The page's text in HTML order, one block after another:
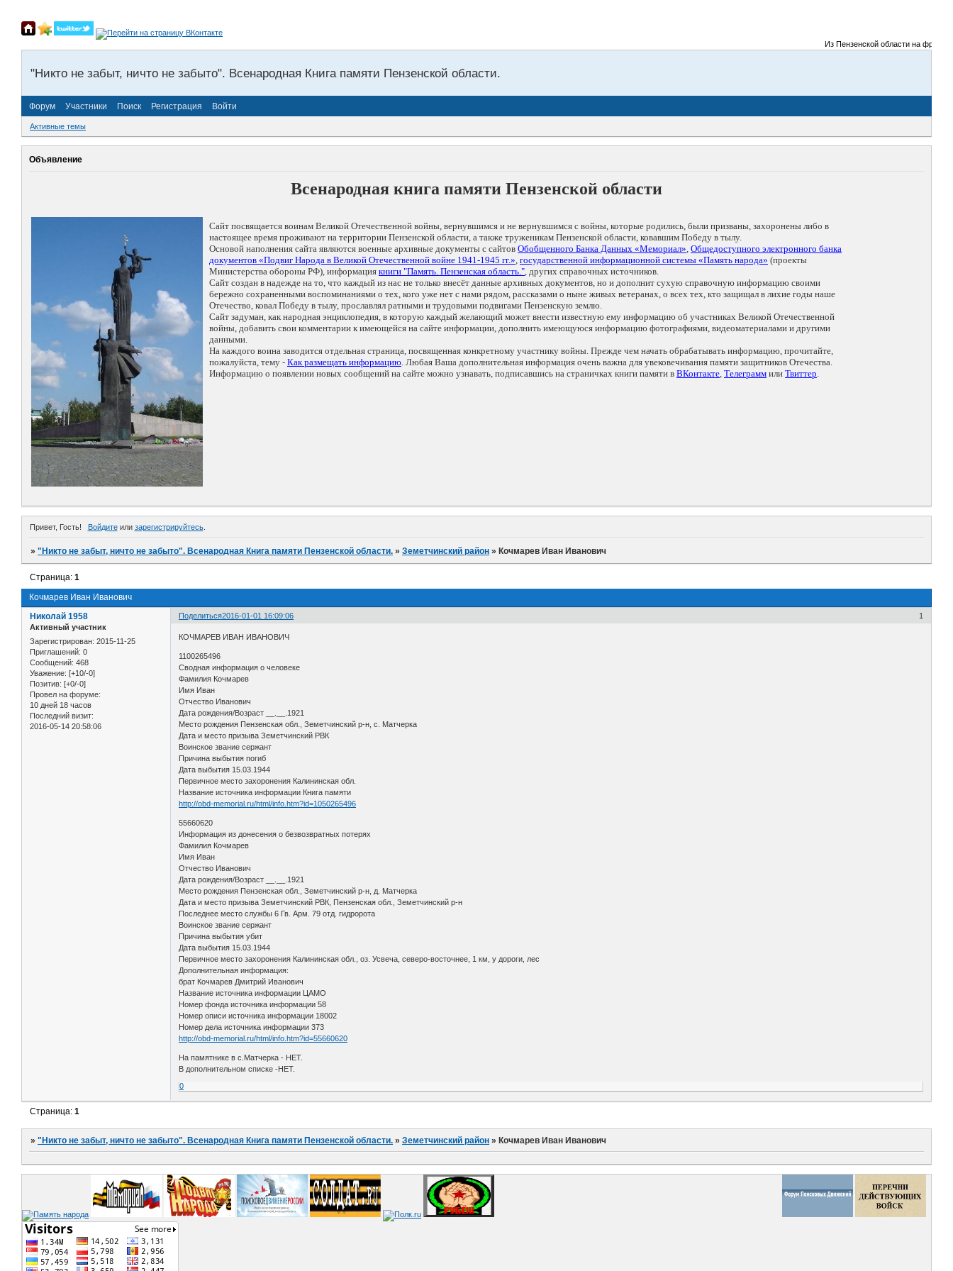
Из Пензенской области на фронты
"Никто не забыт, ничто не забыто". Всенародная Книга памяти Пензенской области.
Форум Участники Поиск Регистрация Войти
Активные темы
Объявление
Всенародная книга памяти Пензенской области
Сайт посвящается воинам Великой Отечественной войны, вернувшимся и не вернувшимся с войны, которые родились, были призваны, захоронены либо в
настоящее время проживают на территории Пензенской области, а также труженикам Пензенской области, ковавшим Победу в тылу.
Основой наполнения сайта являются военные архивные документы с сайтов Обобщенного Банка Данных «Мемориал», Общедоступного электронного банка
документов «Подвиг Народа в Великой Отечественной войне 1941-1945 гг.», государственной информационной системы «Память народа» (проекты
Министерства обороны РФ), информация книги "Память. Пензенская область.", других справочных источников.
Сайт создан в надежде на то, что каждый из нас не только внесёт данные архивных документов, но и дополнит сухую справочную информацию своими
бережно сохраненными воспоминаниями о тех, кого уже нет с нами рядом, рассказами о ныне живых ветеранах, о всех тех, кто защищал в лихие годы наше
Отечество, ковал Победу в тылу, прославлял ратными и трудовыми подвигами Пензенскую землю.
Сайт задуман, как народная энциклопедия, в которую каждый желающий может внести известную ему информацию об участниках Великой Отечественной
войны, добавить свои комментарии к имеющейся на сайте информации, дополнить имеющуюся информацию фотографиями, видеоматериалами и другими
данными.
На каждого воина заводится отдельная страница, посвященная конкретному участнику войны. Прежде чем начать обрабатывать информацию, прочитайте,
пожалуйста, тему - Как размещать информацию. Любая Ваша дополнительная информация очень важна для увековечивания памяти защитников Отечества.
Информацию о появлении новых сообщений на сайте можно узнавать, подписавшись на страничках книги памяти в ВКонтакте, Телеграмм или Твиттер.
Привет, Гость! Войдитеили зарегистрируйтесь.
»"Никто не забыт, ничто не забыто". Всенародная Книга памяти Пензенской области. »Земетчинский район » Кочмарев Иван Иванович
Кочмарев Иван Иванович
Страница:1
Поделиться 1
2016-01-01 16:09:06
Николай 1958
Активный участник
Зарегистрирован: 2015-11-25
Приглашений: 0
Сообщений: 468
Уважение: [+10/-0]
Позитив: [+0/-0]
Провел на форуме:
10 дней 18 часов
Последний визит:
2016-05-14 20:58:06
КОЧМАРЕВ ИВАН ИВАНОВИЧ
1100265496
Сводная информация о человеке
Фамилия Кочмарев
Имя Иван
Отчество Иванович
Дата рождения/Возраст __.__.1921
Место рождения Пензенская обл., Земетчинский р-н, с. Матчерка
Дата и место призыва Земетчинский РВК
Воинское звание сержант
Причина выбытия погиб
Дата выбытия 15.03.1944
Первичное место захоронения Калининская обл.
Название источника информации Книга памяти
http://obd-memorial.ru/html/info.htm?id=1050265496
55660620
Информация из донесения о безвозвратных потерях
Фамилия Кочмарев
Имя Иван
Отчество Иванович
Дата рождения/Возраст __.__.1921
Место рождения Пензенская обл., Земетчинский р-н, д. Матчерка
Дата и место призыва Земетчинский РВК, Пензенская обл., Земетчинский р-н
Последнее место службы 6 Гв. Арм. 79 отд. гидророта
Воинское звание сержант
Причина выбытия убит
Дата выбытия 15.03.1944
Первичное место захоронения Калининская обл., оз. Усвеча, северо-восточнее, 1 км, у дороги, лес
Дополнительная информация:
брат Кочмарев Дмитрий Иванович
Название источника информации ЦАМО
Номер фонда источника информации 58
Номер описи источника информации 18002
Номер дела источника информации 373
http://obd-memorial.ru/html/info.htm?id=55660620
На памятнике в с.Матчерка - НЕТ.
В дополнительном списке -НЕТ.
0
Страница:1
»"Никто не забыт, ничто не забыто". Всенародная Книга памяти Пензенской области. »Земетчинский район » Кочмарев Иван Иванович